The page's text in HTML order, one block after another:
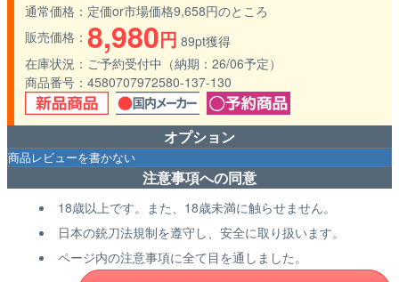
通常価格
定価or市場価格9,658円のところ
販売価格
8,980円 89pt獲得
在庫状況
ご予約受付中（納期：26/06予定）
商品番号
4580707972580-137-130
オプション
注意事項への同意
18歳以上です。また、18歳未満に触らせません。
日本の銃刀法規制を遵守し、安全に取り扱います。
ページ内の注意事項に全て目を通しました。